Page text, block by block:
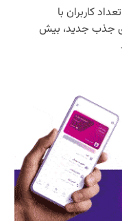
کاربران با
۴۳ درصدی جذب جدید، بیش